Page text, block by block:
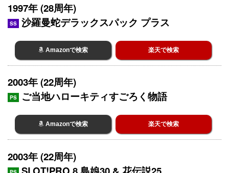
1997年 (28周年)
SS 沙羅曼蛇デラックスパック プラス
Amazonで検索 楽天で検索
2003年 (22周年)
PS ご当地ハローキティすごろく物語
Amazonで検索 楽天で検索
2003年 (22周年)